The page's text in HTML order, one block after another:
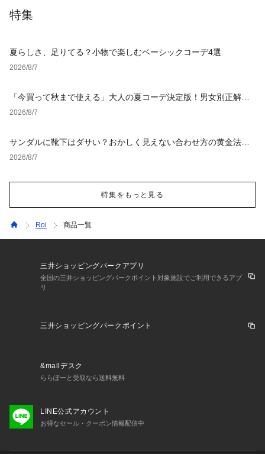
特集
夏らしさ、足りてる？小物で楽しむベーシックコーデ4選
2026/8/7
「今買って秋まで使える」大人の夏コーデ決定版！男女別正解ス
タイルとNGな着こなし
2026/8/7
サンダルに靴下はダサい？おかしく見えない合わせ方の黄金法則
と男女別おすすめコーデ
2026/8/7
特集をもっと見る
Roi 商品一覧
三井ショッピングパークアプリ
全国の三井ショッピングパークポイント対象施設でご利用できるアプ
リ
三井ショッピングパークポイント
&mallデスク
ららぽーと受取なら送料無料
LINE公式アカウント
お得なセール・クーポン情報配信中